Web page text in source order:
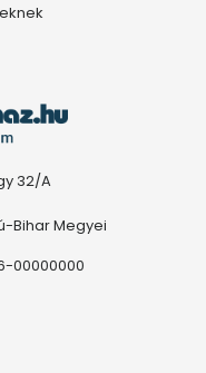
32/A
Bihar Megyei
00000000